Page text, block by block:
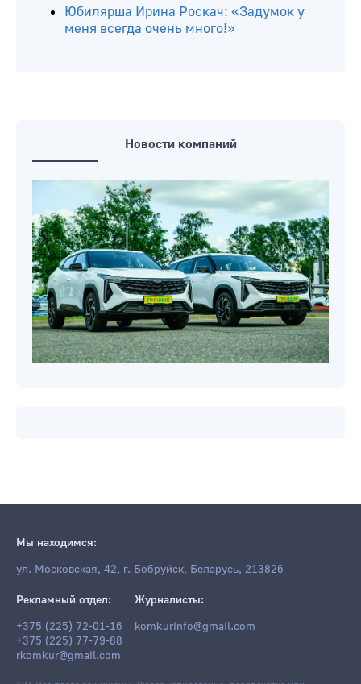
Юбилярша Ирина Роскач: «Задумок у
меня всегда очень много!»
Новости компаний
Мы находимся:
ул. Московская, 42, г. Бобруйск, Беларусь, 213826
Рекламный отдел:
+375 (225) 72-01-16
+375 (225) 77-79-88
rkomkur@gmail.com
Журналисты:
komkurinfo@gmail.com